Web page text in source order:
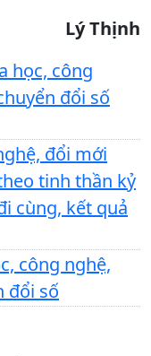
Lý Thịnh
học, công
đổi số
đổi mới
tinh thần kỷ
cùng, kết quả
công nghệ,
đổi số